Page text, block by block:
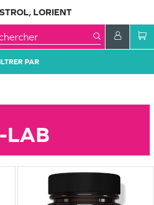
LORIENT
PAR
LAB